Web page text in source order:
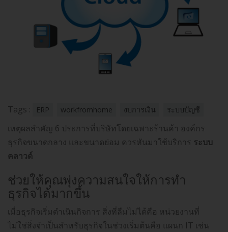
Tags : ERP workfromhome งบการเงิน ระบบบัญชี
เหตุผลสำคัญ 6 ประการที่บริษัทโดยเฉพาะร้านค้า องค์กร
ธุรกิจขนาดกลาง และขนาดย่อม ควรหันมาใช้บริการ ระบบ
คลาวด์
ช่วยให้คุณพุ่งความสนใจให้การทำ
ธุรกิจได้มากขึ้น
เมื่อธุรกิจเริ่มดำเนินกิจการ สิ่งที่ลืมไม่ได้คือ หน่วยงานที่
ไม่ใช่สิ่งจำเป็นสำหรับธุรกิจในช่วงเริ่มต้นคือ แผนก IT เช่น